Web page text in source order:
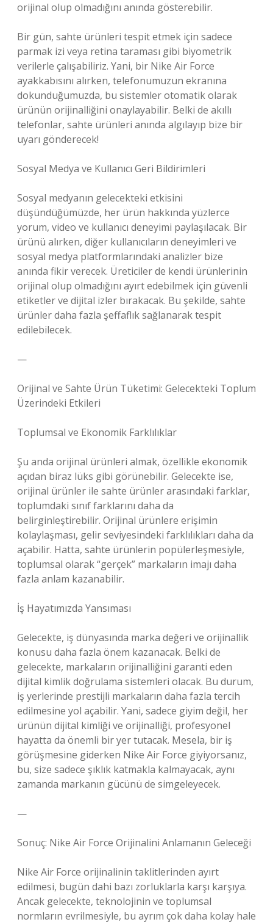
orijinal olup olmadığını anında gösterebilir.
Bir gün, sahte ürünleri tespit etmek için sadece
parmak izi veya retina taraması gibi biyometrik
verilerle çalışabiliriz. Yani, bir Nike Air Force
ayakkabısını alırken, telefonumuzun ekranına
dokunduğumuzda, bu sistemler otomatik olarak
ürünün orijinalliğini onaylayabilir. Belki de akıllı
telefonlar, sahte ürünleri anında algılayıp bize bir
uyarı gönderecek!
Sosyal Medya ve Kullanıcı Geri Bildirimleri
Sosyal medyanın gelecekteki etkisini
düşündüğümüzde, her ürün hakkında yüzlerce
yorum, video ve kullanıcı deneyimi paylaşılacak. Bir
ürünü alırken, diğer kullanıcıların deneyimleri ve
sosyal medya platformlarındaki analizler bize
anında fikir verecek. Üreticiler de kendi ürünlerinin
orijinal olup olmadığını ayırt edebilmek için güvenli
etiketler ve dijital izler bırakacak. Bu şekilde, sahte
ürünler daha fazla şeffaflık sağlanarak tespit
edilebilecek.
—
Orijinal ve Sahte Ürün Tüketimi: Gelecekteki Toplum
Üzerindeki Etkileri
Toplumsal ve Ekonomik Farklılıklar
Şu anda orijinal ürünleri almak, özellikle ekonomik
açıdan biraz lüks gibi görünebilir. Gelecekte ise,
orijinal ürünler ile sahte ürünler arasındaki farklar,
toplumdaki sınıf farklarını daha da
belirginleştirebilir. Orijinal ürünlere erişimin
kolaylaşması, gelir seviyesindeki farklılıkları daha da
açabilir. Hatta, sahte ürünlerin popülerleşmesiyle,
toplumsal olarak “gerçek” markaların imajı daha
fazla anlam kazanabilir.
İş Hayatımızda Yansıması
Gelecekte, iş dünyasında marka değeri ve orijinallik
konusu daha fazla önem kazanacak. Belki de
gelecekte, markaların orijinalliğini garanti eden
dijital kimlik doğrulama sistemleri olacak. Bu durum,
iş yerlerinde prestijli markaların daha fazla tercih
edilmesine yol açabilir. Yani, sadece giyim değil, her
ürünün dijital kimliği ve orijinalliği, profesyonel
hayatta da önemli bir yer tutacak. Mesela, bir iş
görüşmesine giderken Nike Air Force giyiyorsanız,
bu, size sadece şıklık katmakla kalmayacak, aynı
zamanda markanın gücünü de simgeleyecek.
—
Sonuç: Nike Air Force Orijinalini Anlamanın Geleceği
Nike Air Force orijinalinin taklitlerinden ayırt
edilmesi, bugün dahi bazı zorluklarla karşı karşıya.
Ancak gelecekte, teknolojinin ve toplumsal
normların evrilmesiyle, bu ayrım çok daha kolay hale